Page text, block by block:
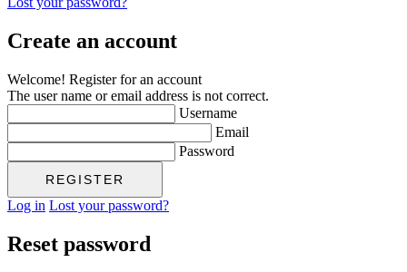
Create an account
Welcome! Register for an account
The user name or email address is not correct.
Username
Email
Password
Log in Lost your password?
Reset password